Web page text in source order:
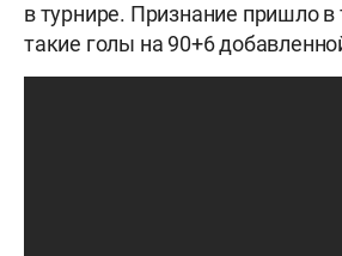
в турнире. Признание пришло в
такие голы на 90+6